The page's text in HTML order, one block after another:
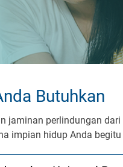
Butuhkan
perlindungan
impian hidup Anda begitu